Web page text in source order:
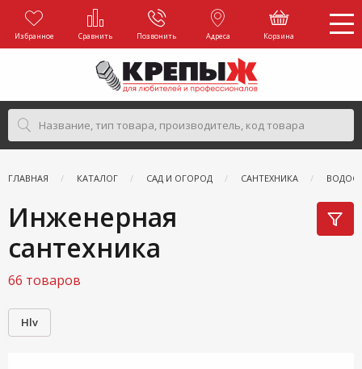
Избранное Сравнить Позвонить Адреса Корзина
ГЛАВНАЯ КАТАЛОГ САД И ОГОРОД САНТЕХНИКА
Инженерная
сантехника
66 товаров
Hlv